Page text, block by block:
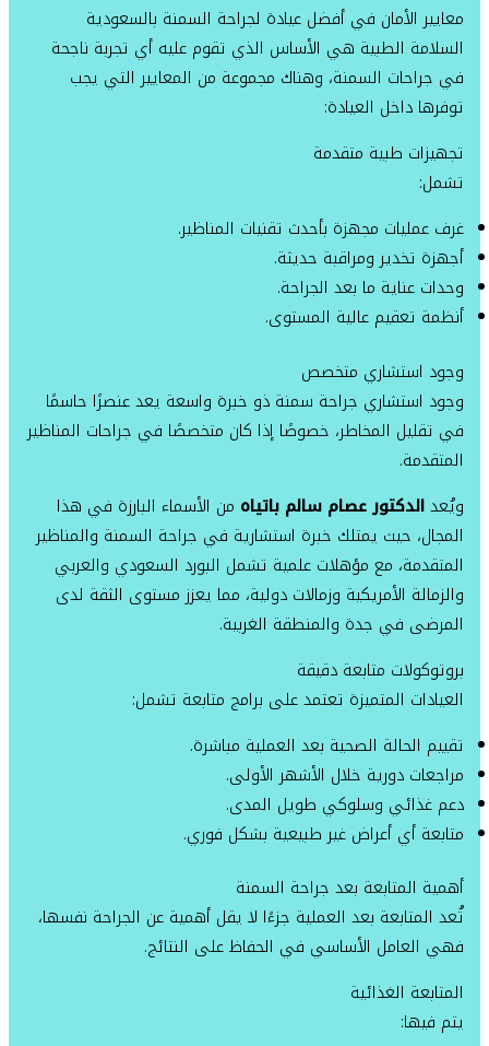
معايير الأمان في أفضل عيادة لجراحة السمنة بالسعودية
السلامة الطبية هي الأساس الذي تقوم عليه أي تجربة ناجحة
في جراحات السمنة، وهناك مجموعة من المعايير التي يجب
توفرها داخل العيادة:
تجهيزات طبية متقدمة
تشمل:
غرف عمليات مجهزة بأحدث تقنيات المناظير.
أجهزة تخدير ومراقبة حديثة.
وحدات عناية ما بعد الجراحة.
أنظمة تعقيم عالية المستوى.
وجود استشاري متخصص
وجود استشاري جراحة سمنة ذو خبرة واسعة يعد عنصرًا حاسمًا
في تقليل المخاطر، خصوصًا إذا كان متخصصًا في جراحات المناظير
المتقدمة.
ويُعدالدكتور عصام سالم باتياه من الأسماء البارزة في هذا
المجال، حيث يمتلك خبرة استشارية في جراحة السمنة والمناظير
المتقدمة، مع مؤهلات علمية تشمل البورد السعودي والعربي
والزمالة الأمريكية وزمالات دولية، مما يعزز مستوى الثقة لدى
المرضى في جدة والمنطقة الغربية.
بروتوكولات متابعة دقيقة
العيادات المتميزة تعتمد على برامج متابعة تشمل:
تقييم الحالة الصحية بعد العملية مباشرة.
مراجعات دورية خلال الأشهر الأولى.
دعم غذائي وسلوكي طويل المدى.
متابعة أي أعراض غير طبيعية بشكل فوري.
أهمية المتابعة بعد جراحة السمنة
تُعد المتابعة بعد العملية جزءًا لا يقل أهمية عن الجراحة نفسها،
فهي العامل الأساسي في الحفاظ على النتائج.
المتابعة الغذائية
يتم فيها: